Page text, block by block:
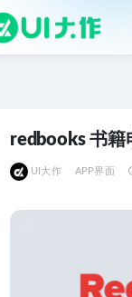
redbooks 书籍
UI大作 APP界面